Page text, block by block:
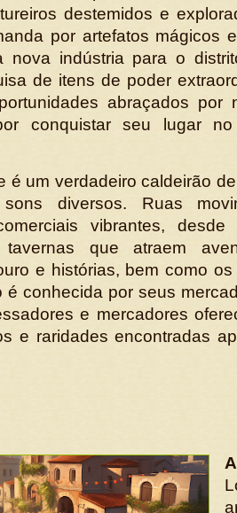
destemidos e
por artefatos mágicos
nova indústria para o
de itens de poder
abraçados por
conquistar seu lugar no
é um verdadeiro caldeirão
diversos. Ruas
vibrantes,
que atraem
e histórias, bem como
é conhecida por seus
e mercadores
e raridades encontradas